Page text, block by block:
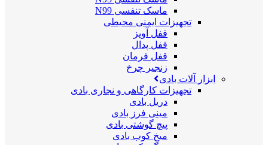
ماسک تنفسی N99
تجهیزات ایمنی محیطی
قفل آویز
قفل پدال
قفل فرمان
زنجیر چرخ
ابزار آلات بادی
تجهیزات کارگاهی و نجاری بادی
دریل بادی
مینی فرز بادی
پیچ گوشتی بادی
میخ کوب بادی